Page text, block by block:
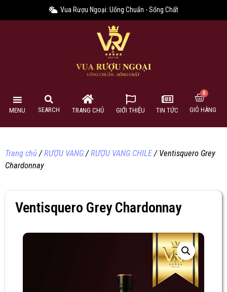
Vua Rượu Ngoại: Uống Chuẩn - Sống Chất
MENU SEARCH TRANG CHỦ GIỚI THIỆU TIN TỨC GIỎ HÀNG
Trang chủ/RƯỢU VANG/RƯỢU VANG CHILE/ Ventisquero Grey
Chardonnay
Ventisquero Grey Chardonnay